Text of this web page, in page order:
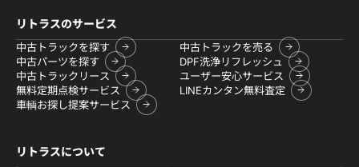
リトラスのサービス
中古トラックを探す
中古トラックを売る
中古パーツを探す
DPF洗浄リフレッシュ
中古トラックリース
ユーザー安心サービス
無料定期点検サービス
LINEカンタン無料査定
車輌お探し提案サービス
リトラスについて